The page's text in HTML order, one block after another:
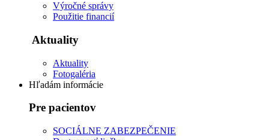
Výročné správy
Použitie financií
Aktuality
Aktuality
Fotogaléria
Hľadám informácie
Pre pacientov
SOCIÁLNE ZABEZPEČENIE